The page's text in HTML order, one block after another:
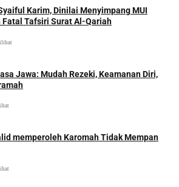
Karim, Dinilai Menyimpang MUI
Fatal Tafsiri Surat Al-Qariah
Jawa: Mudah Rezeki, Keamanan Diri,
memperoleh Karomah Tidak Mempan